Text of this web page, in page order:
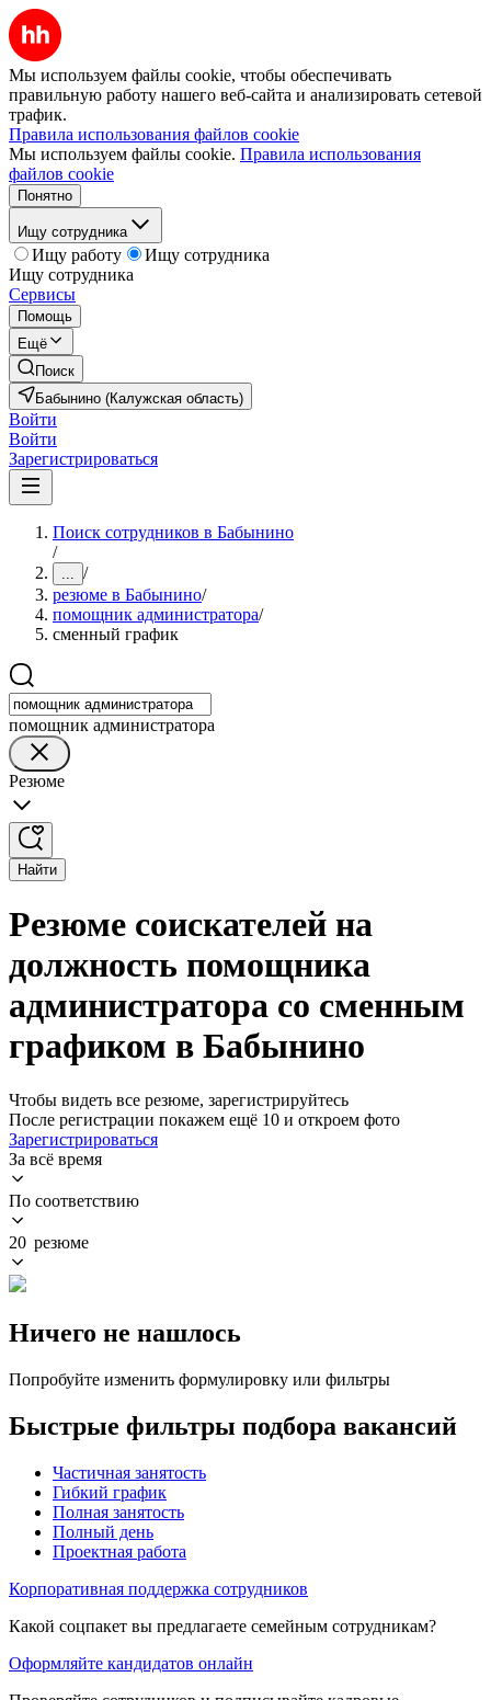
Мы используем файлы cookie, чтобы обеспечивать
правильную работу нашего веб-сайта и анализировать сетевой
трафик.
Правила использования файлов cookie
Мы используем файлы cookie. Правила использования
файлов cookie
Понятно
Ищу сотрудника
Ищу работу
Ищу сотрудника
Ищу сотрудника
Сервисы
Помощь
Ещё
Поиск
Бабынино (Калужская область)
Войти
Войти
Зарегистрироваться
Поиск сотрудников в Бабынино
/
... /
резюме в Бабынино/
помощник администратора/
сменный график
помощник администратора
Резюме
Найти
Резюме соискателей на
должность помощника
администратора со сменным
графиком в Бабынино
Чтобы видеть все резюме, зарегистрируйтесь
После регистрации покажем ещё 10 и откроем фото
Зарегистрироваться
За всё время
По соответствию
20 резюме
Ничего не нашлось
Попробуйте изменить формулировку или фильтры
Быстрые фильтры подбора вакансий
Частичная занятость
Гибкий график
Полная занятость
Полный день
Проектная работа
Корпоративная поддержка сотрудников
Какой соцпакет вы предлагаете семейным сотрудникам?
Оформляйте кандидатов онлайн